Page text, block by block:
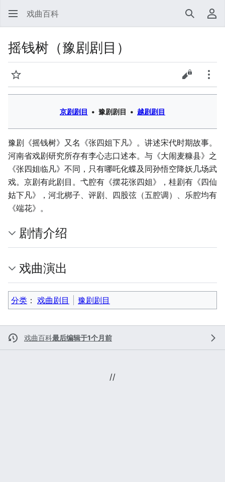
戏曲百科 搜索 用
摇钱树（豫剧剧目）
监视 查看源代
更多
京剧剧目 • 豫剧剧目 • 越剧剧目
豫剧《摇钱树》又名《张四姐下凡》。讲述宋代时期故事。
河南省戏剧研究所存有李心志口述本。与《大闹麦糠县》之
《张四姐临凡》不同，只有哪吒化蝶及同孙悟空降妖几场武
戏。京剧有此剧目。弋腔有《摆花张四姐》，桂剧有《四仙
姑下凡》，河北梆子、评剧、四股弦（五腔调）、乐腔均有
《端花》。
剧情介绍
戏曲演出
分类 ：​ 戏曲剧目 豫剧剧目
戏曲百科最后编辑于1个月前
//